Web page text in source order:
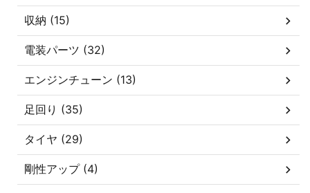
収納 (15)
電装パーツ (32)
エンジンチューン (13)
足回り (35)
タイヤ (29)
剛性アップ (4)